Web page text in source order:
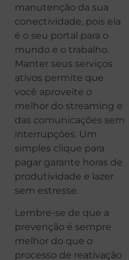
manutenção da sua
conectividade, pois ela
é o seu portal para o
mundo e o trabalho.
Manter seus serviços
ativos permite que
você aproveite o
melhor do streaming e
das comunicações sem
interrupções. Um
simples clique para
pagar garante horas de
produtividade e lazer
sem estresse.
Lembre-se de que a
prevenção é sempre
melhor do que o
processo de reativação